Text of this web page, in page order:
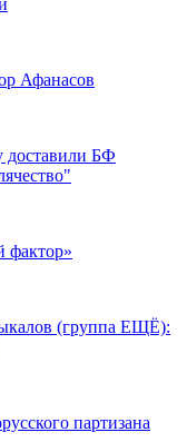
Афанасов
доставили БФ
фактор»
(группа ЕЩЁ):
партизана